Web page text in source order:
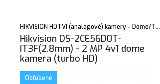
HIKVISION HDTVI (analógové) kamery - Dome/Turret
Hikvision DS-2CE56D0T-
IT3F(2.8mm) - 2 MP 4v1 dome
kamera (turbo HD)
Obľúbené